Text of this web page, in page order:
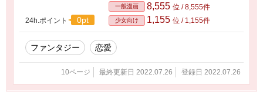
24h.ポイント 0pt
一般漫画 8,555 位 / 8,555件
少女向け 1,155 位 / 1,155件
ファンタジー 恋愛
10ページ 最終更新日 2022.07.26 登録日 2022.07.26